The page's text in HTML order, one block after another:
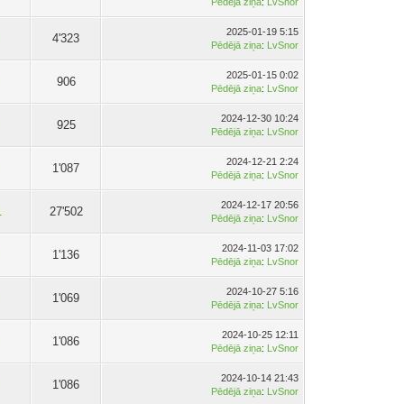
4'323
2025-01-19 5:15
Pēdējā ziņa: LvSnor
906
2025-01-15 0:02
Pēdējā ziņa: LvSnor
925
2024-12-30 10:24
Pēdējā ziņa: LvSnor
1'087
2024-12-21 2:24
Pēdējā ziņa: LvSnor
27'502
2024-12-17 20:56
Pēdējā ziņa: LvSnor
1'136
2024-11-03 17:02
Pēdējā ziņa: LvSnor
1'069
2024-10-27 5:16
Pēdējā ziņa: LvSnor
1'086
2024-10-25 12:11
Pēdējā ziņa: LvSnor
1'086
2024-10-14 21:43
Pēdējā ziņa: LvSnor